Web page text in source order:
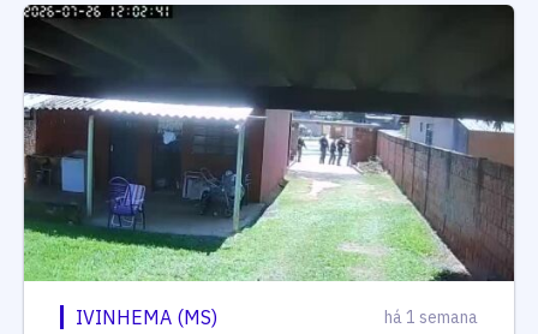
IVINHEMA (MS) há 1 semana